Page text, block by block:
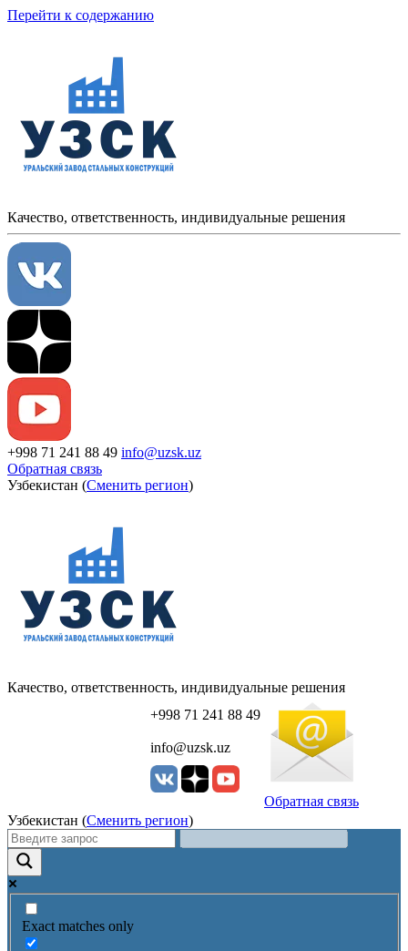
Перейти к содержанию
Качество, ответственность, индивидуальные решения
+998 71 241 88 49 info@uzsk.uz
Обратная связь
Узбекистан (Сменить регион)
Качество, ответственность, индивидуальные решения
+998 71 241 88 49
info@uzsk.uz
Обратная связь
Узбекистан (Сменить регион)
Exact matches only